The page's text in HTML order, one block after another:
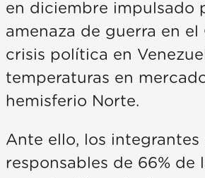
en diciembre impulsado
amenaza de guerra en el
crisis política en
temperaturas en
hemisferio Norte.
Ante ello, los integrantes
responsables de 66% de